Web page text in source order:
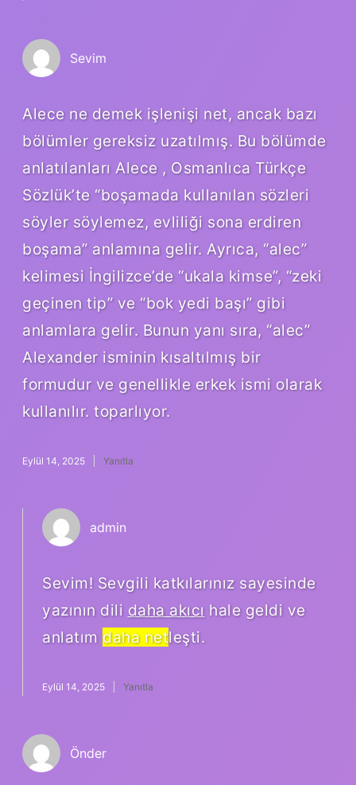
Sevim
Alece ne demek işlenişi net, ancak bazı
bölümler gereksiz uzatılmış. Bu bölümde
anlatılanları Alece , Osmanlıca Türkçe
Sözlük’te “boşamada kullanılan sözleri
söyler söylemez, evliliği sona erdiren
boşama” anlamına gelir. Ayrıca, “alec”
kelimesi İngilizce’de “ukala kimse”, “zeki
geçinen tip” ve “bok yedi başı” gibi
anlamlara gelir. Bunun yanı sıra, “alec”
Alexander isminin kısaltılmış bir
formudur ve genellikle erkek ismi olarak
kullanılır. toparlıyor.
Eylül 14, 2025 Yanıtla
admin
Sevim! Sevgili katkılarınız sayesinde
yazının dili daha akıcı hale geldi ve
anlatım daha netleşti.
Eylül 14, 2025 Yanıtla
Önder